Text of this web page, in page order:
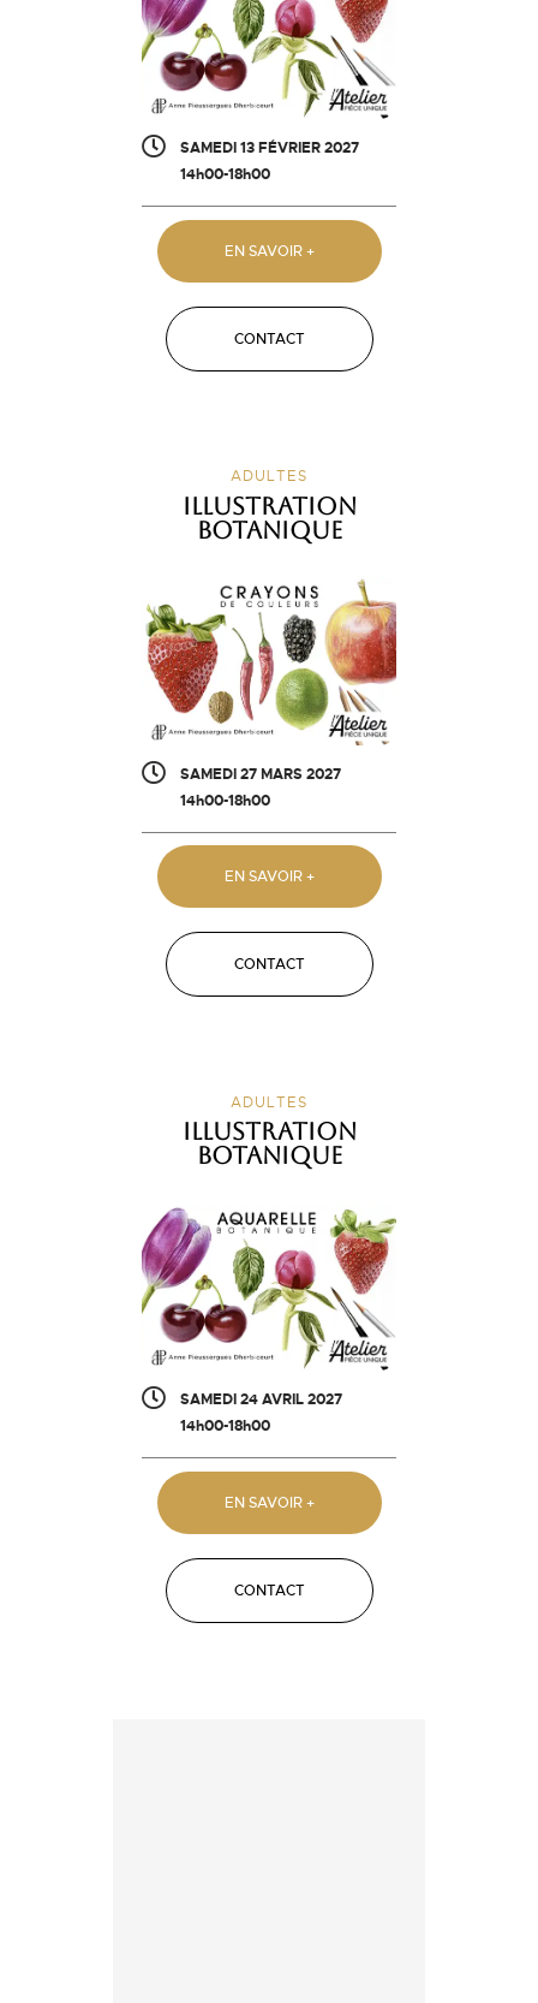
SAMEDI 13 FÉVRIER 2027
14h00-18h00
EN SAVOIR +
CONTACT
ADULTES
Illustration
botanique
SAMEDI 27 MARS 2027
14h00-18h00
EN SAVOIR +
CONTACT
ADULTES
Illustration
botanique
SAMEDI 24 AVRIL 2027
14h00-18h00
EN SAVOIR +
CONTACT